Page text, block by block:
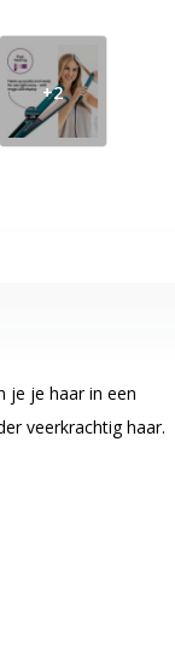
+2
je je haar in een
veerkrachtig haar.